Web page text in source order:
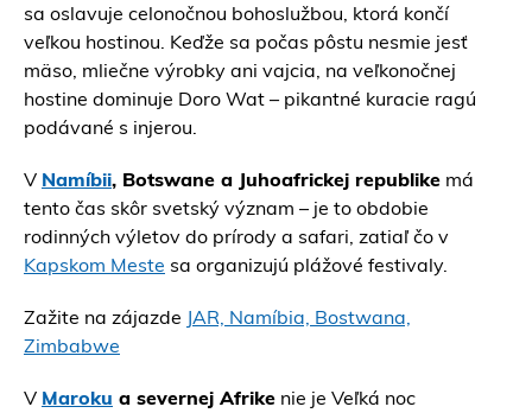
sa oslavuje celonočnou bohoslužbou, ktorá končí
veľkou hostinou. Keďže sa počas pôstu nesmie jesť
mäso, mliečne výrobky ani vajcia, na veľkonočnej
hostine dominuje Doro Wat – pikantné kuracie ragú
podávané s injerou.
V Namíbii, Botswane a Juhoafrickej republike má
tento čas skôr svetský význam – je to obdobie
rodinných výletov do prírody a safari, zatiaľ čo v
Kapskom Meste sa organizujú plážové festivaly.
Zažite na zájazde JAR, Namíbia, Bostwana,
Zimbabwe
V Maroku a severnej Afrike nie je Veľká noc